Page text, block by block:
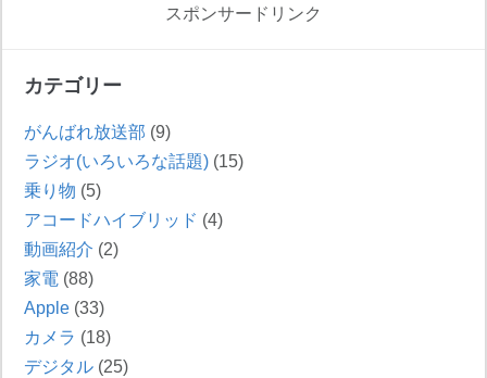
スポンサードリンク
カテゴリー
がんばれ放送部 (9)
ラジオ(いろいろな話題) (15)
乗り物 (5)
アコードハイブリッド (4)
動画紹介 (2)
家電 (88)
Apple (33)
カメラ (18)
デジタル (25)